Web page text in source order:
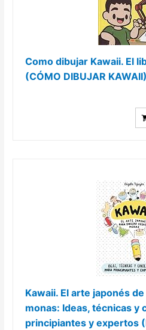
Como dibujar Kawaii. El
(CÓMO DIBUJAR KAWAII)
Kawaii. El arte japonés
monas: Ideas, técnicas y
principiantes y expertos